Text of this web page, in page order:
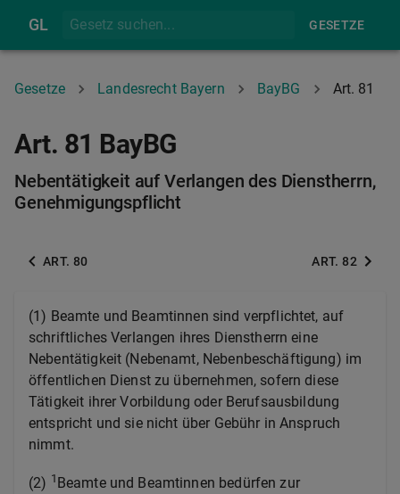
GL GESETZE
Gesetze Landesrecht Bayern BayBG Art. 81
Art. 81 BayBG
Nebentätigkeit auf Verlangen des Dienstherrn,
Genehmigungspflicht
ART. 80 ART. 82
(1) Beamte und Beamtinnen sind verpflichtet, auf
schriftliches Verlangen ihres Dienstherrn eine
Nebentätigkeit (Nebenamt, Nebenbeschäftigung) im
öffentlichen Dienst zu übernehmen, sofern diese
Tätigkeit ihrer Vorbildung oder Berufsausbildung
entspricht und sie nicht über Gebühr in Anspruch
nimmt.
(2) 1 Beamte und Beamtinnen bedürfen zur